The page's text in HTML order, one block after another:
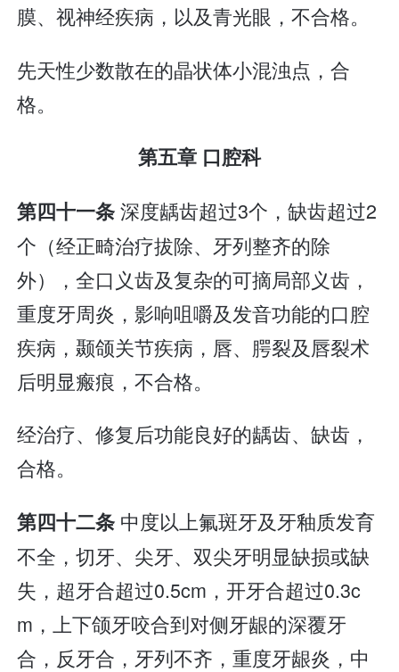
膜、视神经疾病，以及青光眼，不合格。
先天性少数散在的晶状体小混浊点，合
格。
第五章 口腔科
第四十一条深度龋齿超过3个，缺齿超过2
个（经正畸治疗拔除、牙列整齐的除
外），全口义齿及复杂的可摘局部义齿，
重度牙周炎，影响咀嚼及发音功能的口腔
疾病，颞颌关节疾病，唇、腭裂及唇裂术
后明显瘢痕，不合格。
经治疗、修复后功能良好的龋齿、缺齿，
合格。
第四十二条 中度以上氟斑牙及牙釉质发育
不全，切牙、尖牙、双尖牙明显缺损或缺
失，超牙合超过0.5cm，开牙合超过0.3c
m，上下颌牙咬合到对侧牙龈的深覆牙
合，反牙合，牙列不齐，重度牙龈炎，中